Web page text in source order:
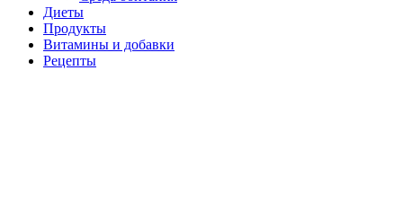
Диеты
Продукты
Витамины и добавки
Рецепты